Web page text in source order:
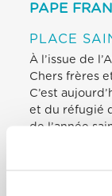
PAPE
PLACE
À l’issue de
Chers frères
C’est
et du réfugié
de l’année
migrants. Je